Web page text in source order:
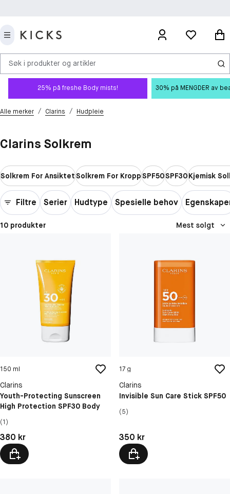
Søk i produkter og artikler
25% på freshe Body mists! 30% på MENGDER av
Alle merker / Clarins / Hudpleie
Clarins Solkrem
Solkrem For AnsiktetSolkrem For KroppSPF50SPF30Kjemisk
Filtre Serier Hudtype Spesielle behov
10 produkter Mest solgt
150 ml
Clarins
Youth-Protecting Sunscreen
High Protection SPF30 Body
(1)
Pris: 380 kr
380 kr
17 g
Clarins
Invisible Sun Care Stick SPF50
(5)
Pris: 350 kr
350 kr